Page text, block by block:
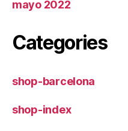
mayo 2022
Categories
shop-barcelona
shop-index